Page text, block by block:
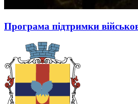
Програма підтримки